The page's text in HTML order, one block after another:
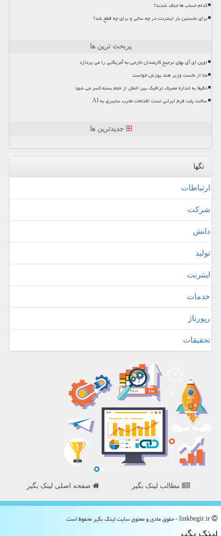
کدام حساب ها حذف شدند؟
برای نخستین بار اینترنت در چه سالی و برای چه قطع شد؟
پربحث ترین ها
اوپن ای آی بهای ترجیح کارمندان خارجی به آمریکایی را می پردازد
متا از نخست وزیر هند پوزش خواست
دقیقا به اندازه مصرف ترافیک بین الملل از حجم بسته کسر می شود
ساخت پلت فرم ایرانی تست اقدامات مخرب سایبری به AI
جدیدترین ها
تگها
ارتباطات
شركت
دانش
تولید
اینترنت
خدمات
رپورتاژ
تحقیقات
مطالب لینک بگیر صفحه اصلی لینک بگیر